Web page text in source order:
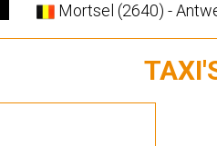
Mortsel (2640) -